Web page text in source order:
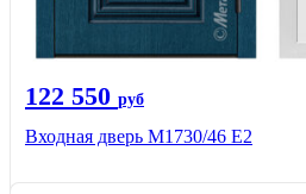
122 550 руб
Входная дверь М1730/46 Е2